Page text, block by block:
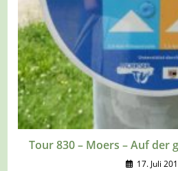
Tour 830 – Moers – Auf der
17. Juli